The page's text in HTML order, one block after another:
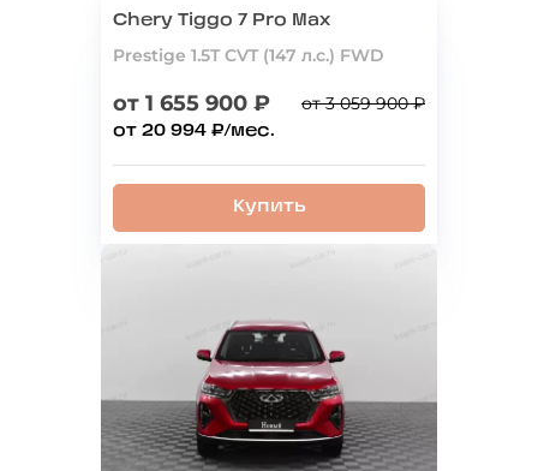
Chery Tiggo 7 Pro Max
Prestige 1.5T CVT (147 л.с.) FWD
от 1 655 900 ₽ от 3 059 900 ₽
от 20 994 ₽/мес.
Купить